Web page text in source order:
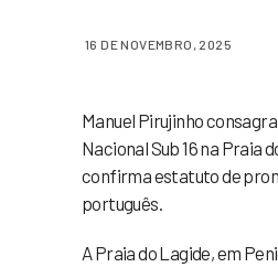
16 DE NOVEMBRO, 2025
Manuel Pirujinho
Nacional Sub 16 na Praia
confirma estatuto de
português.
A Praia do Lagide, em